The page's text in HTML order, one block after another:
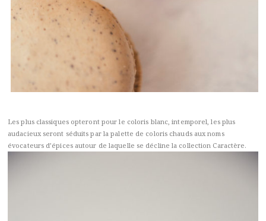
Les plus classiques opteront pour le coloris blanc, intemporel, les plus
audacieux seront séduits par la palette de coloris chauds aux noms
évocateurs d’épices autour de laquelle se décline la collection Caractère.